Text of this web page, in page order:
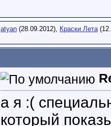
atyan (28.09.2012), Краски Лета
а я :(
который